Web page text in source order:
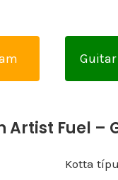
Guitar
Fuel –
Kotta